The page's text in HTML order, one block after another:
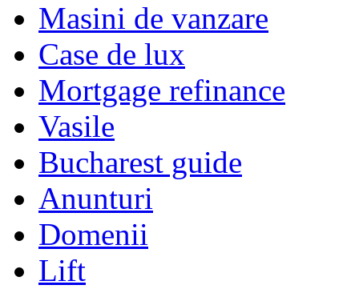
Masini de vanzare
Case de lux
Mortgage refinance
Vasile
Bucharest guide
Anunturi
Domenii
Lift